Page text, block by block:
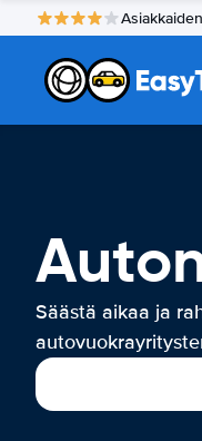
Säästä aikaa ja